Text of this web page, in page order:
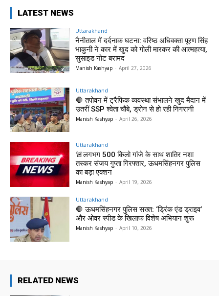
LATEST NEWS
Uttarakhand
नैनीताल में दर्दनाक घटना: वरिष्ठ अधिवक्ता पूरण सिंह
भाकुनी ने कार में खुद को गोली मारकर की आत्महत्या,
सुसाइड नोट बरामद
Manish Kashyap - April 27, 2026
Uttarakhand
🛑 तपोवन में ट्रैफिक व्यवस्था संभालने खुद मैदान में
उतरीं SSP श्वेता चौबे, ड्रोन से हो रही निगरानी
Manish Kashyap - April 26, 2026
Uttarakhand
🚨लगभग 500 किलो गांजे के साथ शातिर नशा
तस्कर संजय गुप्ता गिरफ्तार, ऊधमसिंहनगर पुलिस
का बड़ा एक्शन
Manish Kashyap - April 19, 2026
Uttarakhand
🛑 ऊधमसिंहनगर पुलिस सख्त: ‘ड्रिंक एंड ड्राइव’
और ओवर स्पीड के खिलाफ विशेष अभियान शुरू
Manish Kashyap - April 10, 2026
RELATED NEWS